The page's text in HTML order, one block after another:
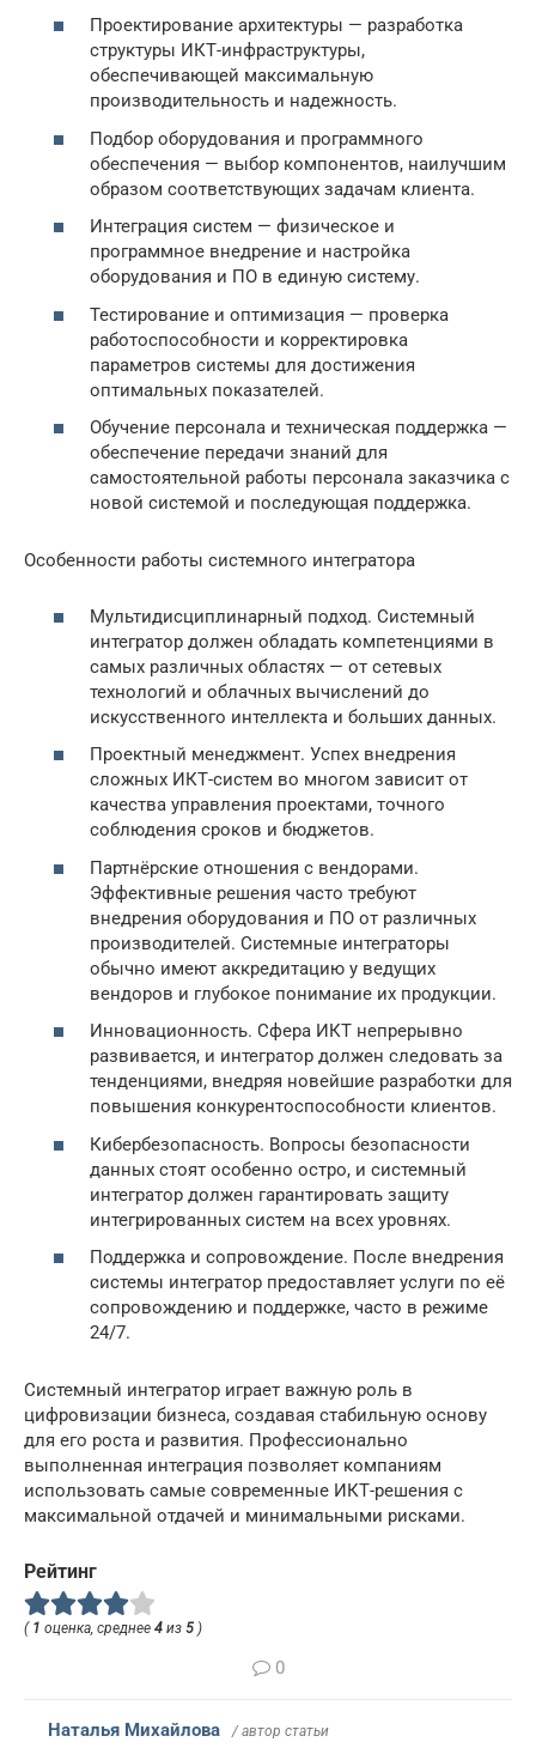
Проектирование архитектуры — разработка
структуры ИКТ-инфраструктуры,
обеспечивающей максимальную
производительность и надежность.
Подбор оборудования и программного
обеспечения — выбор компонентов, наилучшим
образом соответствующих задачам клиента.
Интеграция систем — физическое и
программное внедрение и настройка
оборудования и ПО в единую систему.
Тестирование и оптимизация — проверка
работоспособности и корректировка
параметров системы для достижения
оптимальных показателей.
Обучение персонала и техническая поддержка —
обеспечение передачи знаний для
самостоятельной работы персонала заказчика с
новой системой и последующая поддержка.
Особенности работы системного интегратора
Мультидисциплинарный подход. Системный
интегратор должен обладать компетенциями в
самых различных областях — от сетевых
технологий и облачных вычислений до
искусственного интеллекта и больших данных.
Проектный менеджмент. Успех внедрения
сложных ИКТ-систем во многом зависит от
качества управления проектами, точного
соблюдения сроков и бюджетов.
Партнёрские отношения с вендорами.
Эффективные решения часто требуют
внедрения оборудования и ПО от различных
производителей. Системные интеграторы
обычно имеют аккредитацию у ведущих
вендоров и глубокое понимание их продукции.
Инновационность. Сфера ИКТ непрерывно
развивается, и интегратор должен следовать за
тенденциями, внедряя новейшие разработки для
повышения конкурентоспособности клиентов.
Кибербезопасность. Вопросы безопасности
данных стоят особенно остро, и системный
интегратор должен гарантировать защиту
интегрированных систем на всех уровнях.
Поддержка и сопровождение. После внедрения
системы интегратор предоставляет услуги по её
сопровождению и поддержке, часто в режиме
24/7.
Системный интегратор играет важную роль в
цифровизации бизнеса, создавая стабильную основу
для его роста и развития. Профессионально
выполненная интеграция позволяет компаниям
использовать самые современные ИКТ-решения с
максимальной отдачей и минимальными рисками.
Рейтинг
( 1 оценка, среднее 4 из 5 )
0
Наталья Михайлова / автор статьи